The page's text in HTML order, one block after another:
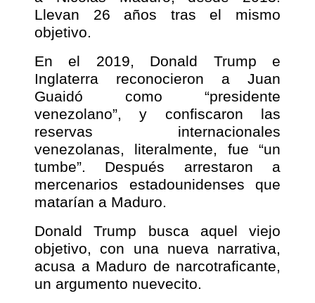
Llevan 26 años tras el mismo
objetivo.
En el 2019, Donald Trump e
Inglaterra reconocieron a Juan
Guaidó como “presidente
venezolano”, y confiscaron las
reservas internacionales
venezolanas, literalmente, fue “un
tumbe”. Después arrestaron a
mercenarios estadounidenses que
matarían a Maduro.
Donald Trump busca aquel viejo
objetivo, con una nueva narrativa,
acusa a Maduro de narcotraficante,
un argumento nuevecito.